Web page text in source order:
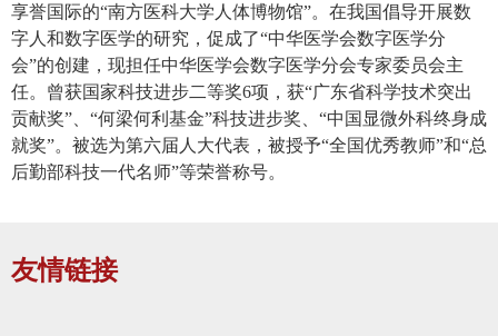
享誉国际的“南方医科大学人体博物馆”。在我国倡导开展数
字人和数字医学的研究，促成了“中华医学会数字医学分
会”的创建，现担任中华医学会数字医学分会专家委员会主
任。曾获国家科技进步二等奖6项，获“广东省科学技术突出
贡献奖”、“何梁何利基金”科技进步奖、“中国显微外科终身成
就奖”。被选为第六届人大代表，被授予“全国优秀教师”和“总
后勤部科技一代名师”等荣誉称号。
友情链接